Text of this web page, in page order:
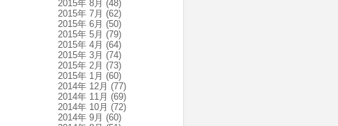
2015年 8月 (48)
2015年 7月 (62)
2015年 6月 (50)
2015年 5月 (79)
2015年 4月 (64)
2015年 3月 (74)
2015年 2月 (73)
2015年 1月 (60)
2014年 12月 (77)
2014年 11月 (69)
2014年 10月 (72)
2014年 9月 (60)